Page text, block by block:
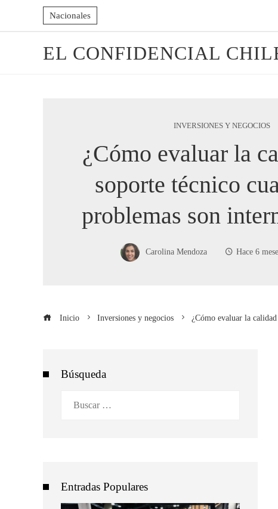
Nacionales
EL CONFIDENCIAL
INVERSIONES Y NEGOCIOS
¿Cómo evaluar la
soporte técnico
problemas son
Carolina Mendoza Hace 6
Inicio Inversiones y negocios ¿Cómo evaluar la
Búsqueda
Entradas Populares